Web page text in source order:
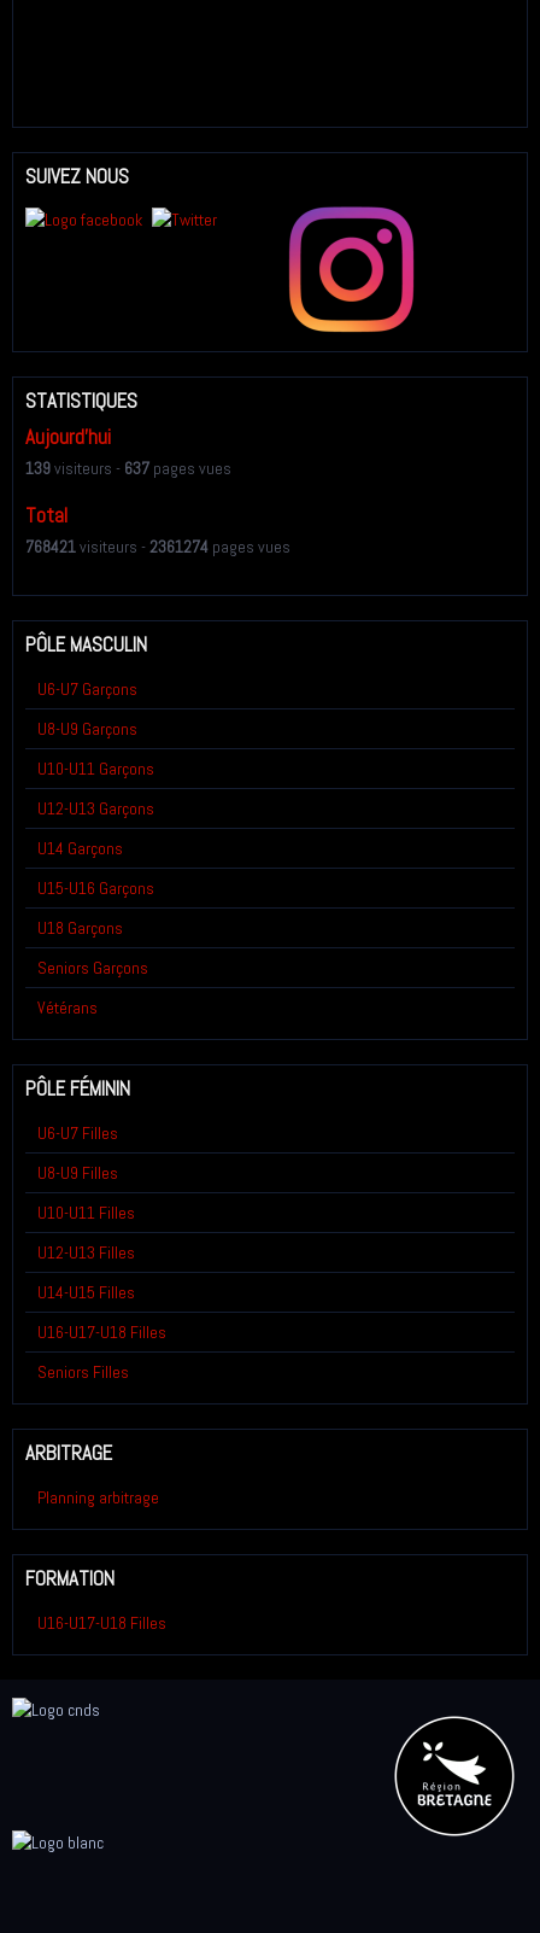
SUIVEZ NOUS
STATISTIQUES
Aujourd'hui
139visiteurs - 637 pages vues
Total
768421visiteurs -2361274 pages vues
PÔLE MASCULIN
U6-U7 Garçons
U8-U9 Garçons
U10-U11 Garçons
U12-U13 Garçons
U14 Garçons
U15-U16 Garçons
U18 Garçons
Seniors Garçons
Vétérans
PÔLE FÉMININ
U6-U7 Filles
U8-U9 Filles
U10-U11 Filles
U12-U13 Filles
U14-U15 Filles
U16-U17-U18 Filles
Seniors Filles
ARBITRAGE
Planning arbitrage
FORMATION
U16-U17-U18 Filles